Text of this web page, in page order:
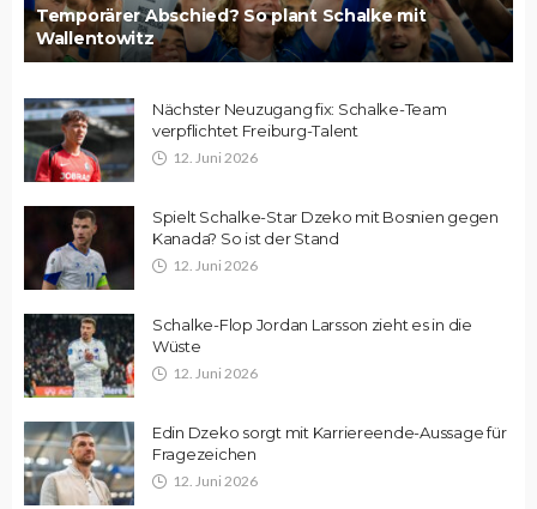
Temporärer Abschied? So plant Schalke mit
Wallentowitz
Nächster Neuzugang fix: Schalke-Team
verpflichtet Freiburg-Talent
12. Juni 2026
Spielt Schalke-Star Dzeko mit Bosnien gegen
Kanada? So ist der Stand
12. Juni 2026
Schalke-Flop Jordan Larsson zieht es in die
Wüste
12. Juni 2026
Edin Dzeko sorgt mit Karriereende-Aussage für
Fragezeichen
12. Juni 2026